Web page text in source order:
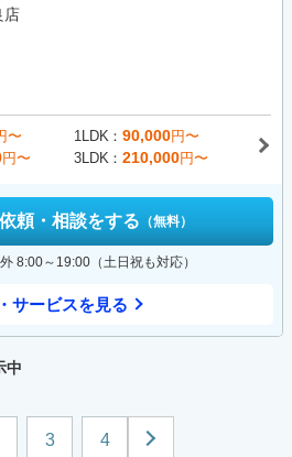
店
〜 1LDK 90,000円〜
円〜 3LDK 210,000円〜
頼・相談をする （無料）
8:00～19:00（土日祝も対応）
サービスを見る
中
3 4